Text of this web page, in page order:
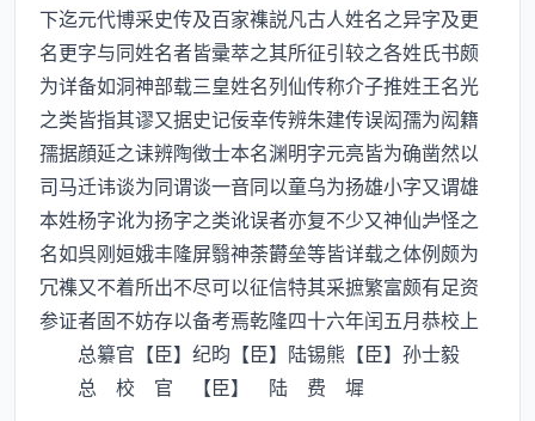
下迄元代博采史传及百家襍説凡古人姓名之异字及更
名更字与同姓名者皆彚萃之其所征引较之各姓氏书颇
为详备如洞神部载三皇姓名列仙传称介子推姓王名光
之类皆指其谬又据史记佞幸传辨朱建传误闳孺为闳籍
孺据顔延之诔辨陶徴士本名渊明字元亮皆为确凿然以
司马迁讳谈为同谓谈一音同以童乌为扬雄小字又谓雄
本姓杨字讹为扬字之类讹误者亦复不少又神仙怪之
名如呉刚姮娥丰隆屏翳神荼欝垒等皆详载之体例颇为
冗襍又不着所出不尽可以征信特其采摭繁富颇有足资
参证者固不妨存以备考焉乾隆四十六年闰五月恭校上
总纂官【臣】纪昀【臣】陆锡熊【臣】孙士毅
总 校 官 【臣】 陆 费 墀